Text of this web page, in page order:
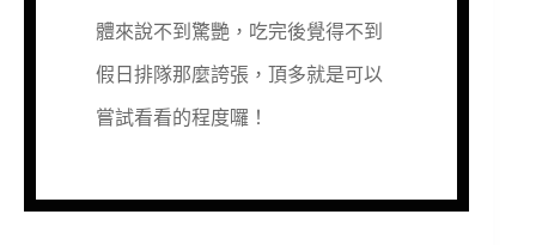
體來說不到驚艷，吃完後覺得不到
假日排隊那麼誇張，頂多就是可以
嘗試看看的程度囉！